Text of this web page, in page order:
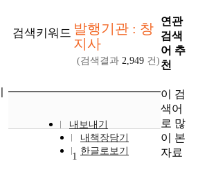
검색키워드 발행기관 : 창
지사
(검색결과 2,949 건)
내보내기
내책장담기
한글로보기
1
연관
검색
어 추
천
이 검
색어
로 많
이 본
자료